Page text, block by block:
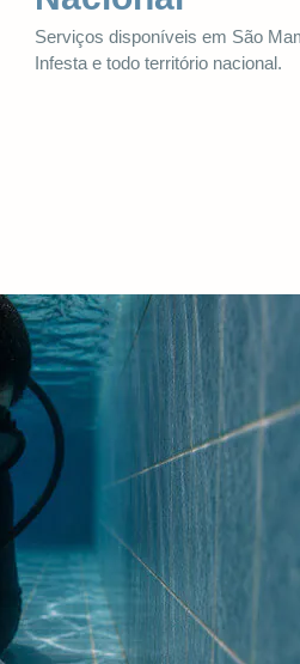
Serviços disponíveis em São
Infesta e todo território nacional.